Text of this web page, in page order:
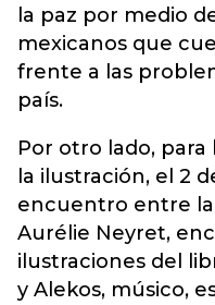
la paz por medio
mexicanos que
frente a las
país.
Por otro lado, para
la ilustración, el 2
encuentro entre la
Aurélie Neyret,
ilustraciones del
y Alekos, músico,